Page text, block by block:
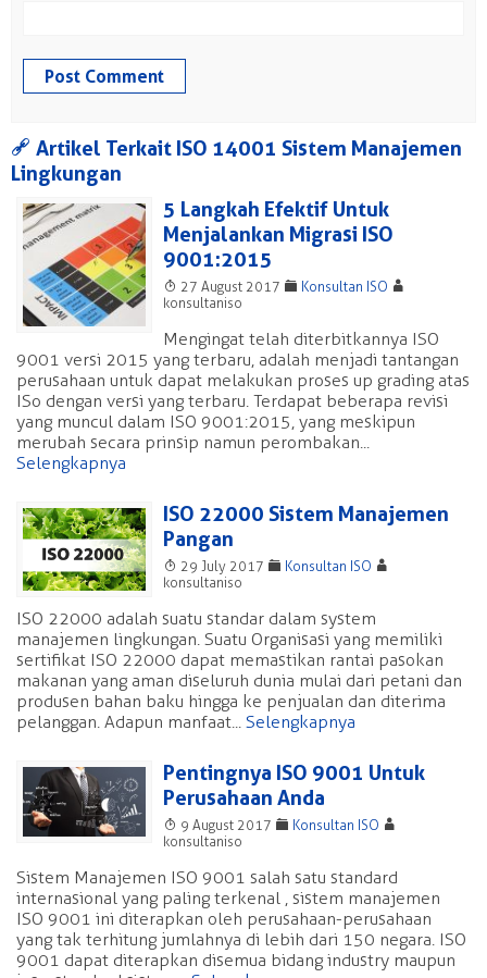
a Artikel Terkait ISO 14001 Sistem Manajemen
Lingkungan
5 Langkah Efektif Untuk
Menjalankan Migrasi ISO
9001:2015
T 27 August 2017 F Konsultan ISO A
konsultaniso
Mengingat telah diterbitkannya ISO
9001 versi 2015 yang terbaru, adalah menjadi tantangan
perusahaan untuk dapat melakukan proses up grading atas
ISo dengan versi yang terbaru. Terdapat beberapa revisi
yang muncul dalam ISO 9001:2015, yang meskipun
merubah secara prinsip namun perombakan...
Selengkapnya
ISO 22000 Sistem Manajemen
Pangan
T 29 July 2017 F Konsultan ISO A
konsultaniso
ISO 22000 adalah suatu standar dalam system
manajemen lingkungan. Suatu Organisasi yang memiliki
sertifikat ISO 22000 dapat memastikan rantai pasokan
makanan yang aman diseluruh dunia mulai dari petani dan
produsen bahan baku hingga ke penjualan dan diterima
pelanggan. Adapun manfaat... Selengkapnya
Pentingnya ISO 9001 Untuk
Perusahaan Anda
T 9 August 2017 F Konsultan ISO A
konsultaniso
Sistem Manajemen ISO 9001 salah satu standard
internasional yang paling terkenal , sistem manajemen
ISO 9001 ini diterapkan oleh perusahaan-perusahaan
yang tak terhitung jumlahnya di lebih dari 150 negara. ISO
9001 dapat diterapkan disemua bidang industry maupun